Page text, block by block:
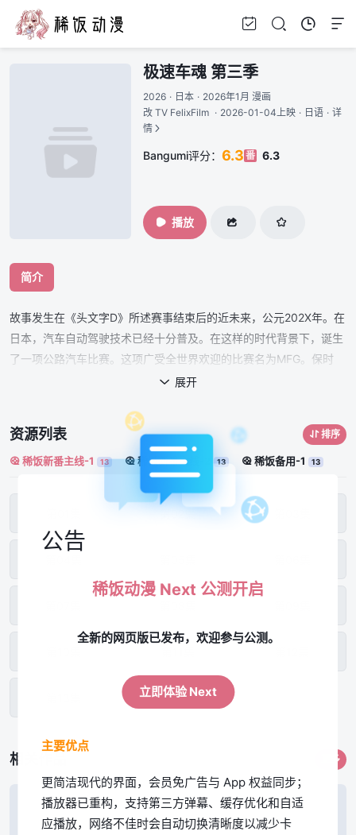
极速车魂 第三季
2026 · 日本 · 2026年1月 漫画
改 TV FelixFilm · 2026-01-04上映 · 日语 · 详
情
Bangumi评分： 6.3 番 6.3
播放
简介
故事发生在《头文字D》所述赛事结束后的近未来，公元202X年。在
日本，汽车自动驾驶技术已经十分普及。在这样的时代背景下，诞生
了一项公路汽车比赛。这项广受全世界欢迎的比赛名为MFG。保时
捷、法拉利、兰博基尼等以速度著称的品牌汽车都相继参与到这项比
 展开
资源列表 排序
稀饭新番主线-1 13 稀饭新番主线-2 13 稀饭备用-1 13
第02集
相关作品 更多
公告
稀饭动漫 Next 公测开启
全新的网页版已发布，欢迎参与公测。
立即体验 Next
主要优点
更简洁现代的界面，会员免广告与 App 权益同步；
播放器已重构，支持第三方弹幕、缓存优化和自适
应播放，网络不佳时会自动切换清晰度以减少卡